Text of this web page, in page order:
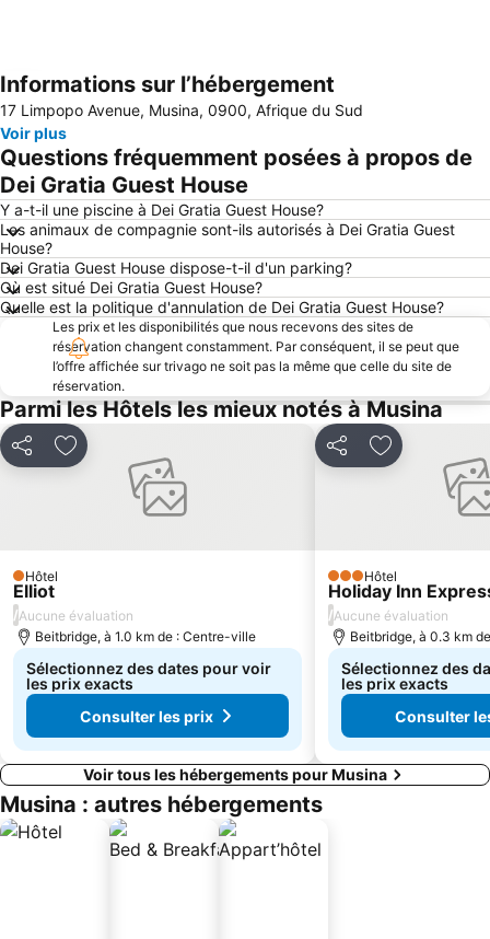
Agrandir la carte
Informations sur l’hébergement
17 Limpopo Avenue, Musina, 0900, Afrique du Sud
Voir plus
Questions fréquemment posées à propos de
Dei Gratia Guest House
Y a-t-il une piscine à Dei Gratia Guest House?
Les animaux de compagnie sont-ils autorisés à Dei Gratia Guest
House?
Dei Gratia Guest House dispose-t-il d'un parking?
Où est situé Dei Gratia Guest House?
Quelle est la politique d'annulation de Dei Gratia Guest House?
Les prix et les disponibilités que nous recevons des sites de
réservation changent constamment. Par conséquent, il se peut que
l’offre affichée sur trivago ne soit pas la même que celle du site de
réservation.
Parmi les Hôtels les mieux notés à Musina
PartagerAjouter à mes favoris
1 Étoiles
Hôtel
Elliot
/Aucune évaluation
Beitbridge, à 1.0 km de : Centre-ville
Sélectionnez des dates pour voir
les prix exacts
Consulter les prix
PartagerAjouter à
3 Étoiles
Hôtel
Holiday Inn
/Aucune évaluation
Beitbridge, à 0.3 km
Sélectionnez des
les prix exacts
Consulter
Voir tous les hébergements pour Musina
Musina : autres hébergements